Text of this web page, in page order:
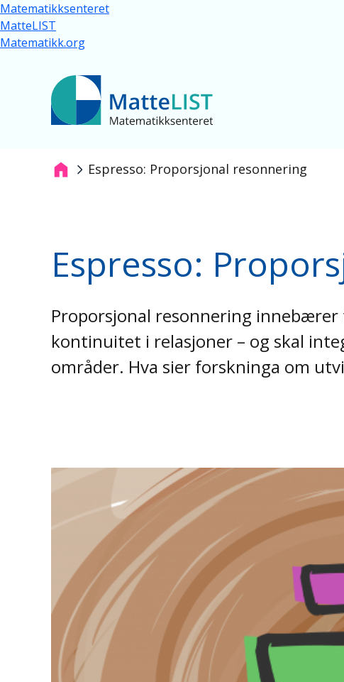
Hopp til hovedinnhold
Matematikksenteret
MatteLIST
Matematikk.org
Navigasjonssti
Espresso: Proporsjonal resonnering
Espresso:
Proporsjonal resonnering
kontinuitet i relasjoner – og skal
områder. Hva sier forskninga om